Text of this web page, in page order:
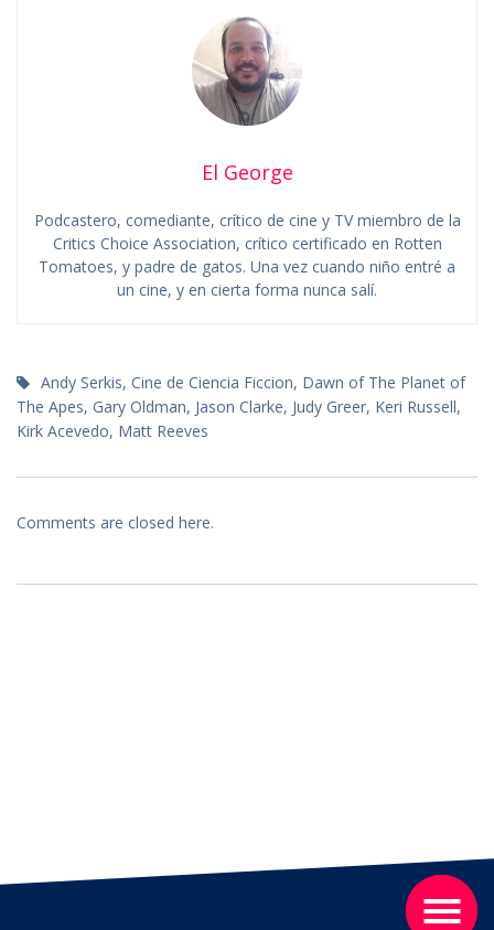
El George
Podcastero, comediante, crítico de cine y TV miembro de la
Critics Choice Association, crítico certificado en Rotten
Tomatoes, y padre de gatos. Una vez cuando niño entré a
un cine, y en cierta forma nunca salí.
Andy Serkis, Cine de Ciencia Ficcion, Dawn of The Planet of
The Apes, Gary Oldman, Jason Clarke, Judy Greer, Keri Russell,
Kirk Acevedo, Matt Reeves
Comments are closed here.